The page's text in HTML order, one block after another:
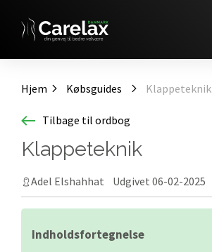
Hjem Købsguides Klappeteknik
Tilbage til ordbog
Klappeteknik
Adel Elshahhat Udgivet 06-02-2025
Indholdsfortegnelse